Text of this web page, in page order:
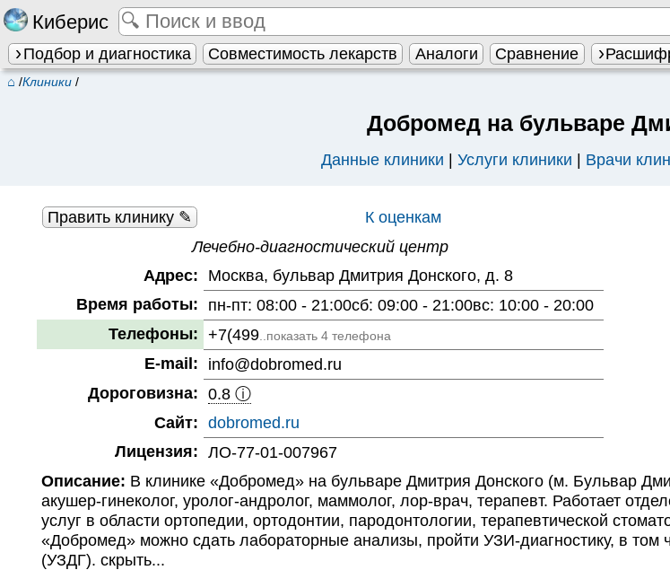
Киберис
Подбор и диагностика Совместимость лекарств Аналоги Сравнение
⌂ /Клиники/
Добромед на бульваре
Данные клиники |Услуги клиники | Врачи
Править клинику ✎
К оценкам
Лечебно-диагностический центр
Адрес:
Москва, бульвар Дмитрия Донского, д. 8
Время работы:
пн-пт: 08:00 - 21:00сб: 09:00 - 21:00вс: 10:00 - 20:00
Телефоны: +7(499..показать 4 телефона
E-mail:
info@dobromed.ru
Дороговизна: 0.8 ⓘ
Сайт: dobromed.ru
Лицензия: ЛО-77-01-007967
Описание: В клинике «Добромед» на бульваре Дмитрия Донского (м. Бульвар
акушер-гинеколог, уролог-андролог, маммолог, лор-врач, терапевт. Работает
услуг в области ортопедии, ортодонтии, пародонтологии, терапевтической
«Добромед» можно сдать лабораторные анализы, пройти УЗИ-диагностику, в
(УЗДГ). скрыть...